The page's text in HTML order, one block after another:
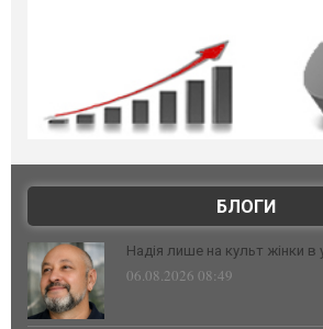
БЛОГИ
Надія лише на культ жінки в
06.08.2026 08:49